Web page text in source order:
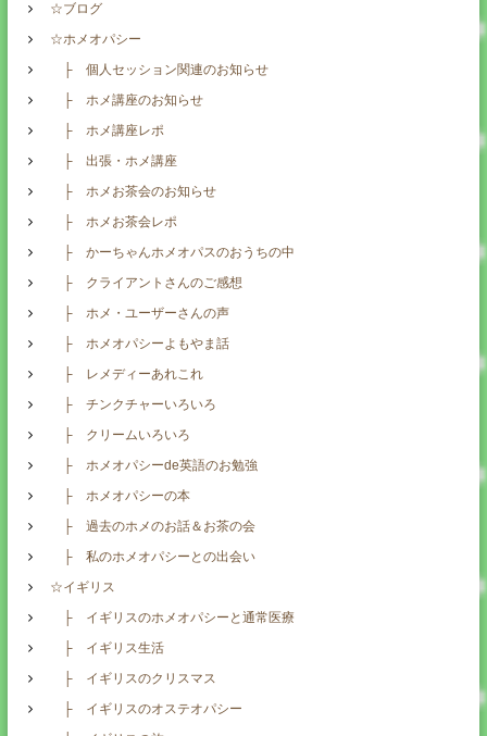
☆ブログ
☆ホメオパシー
├ 個人セッション関連のお知らせ
├ ホメ講座のお知らせ
├ ホメ講座レポ
├ 出張・ホメ講座
├ ホメお茶会のお知らせ
├ ホメお茶会レポ
├ かーちゃんホメオパスのおうちの中
├ クライアントさんのご感想
├ ホメ・ユーザーさんの声
├ ホメオパシーよもやま話
├ レメディーあれこれ
├ チンクチャーいろいろ
├ クリームいろいろ
├ ホメオパシーde英語のお勉強
├ ホメオパシーの本
├ 過去のホメのお話＆お茶の会
├ 私のホメオパシーとの出会い
☆イギリス
├ イギリスのホメオパシーと通常医療
├ イギリス生活
├ イギリスのクリスマス
├ イギリスのオステオパシー